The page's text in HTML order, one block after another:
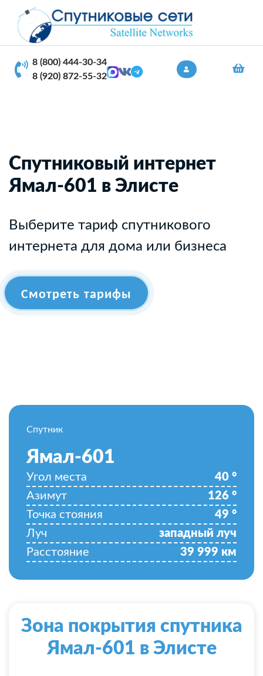
8 (800) 444-30-34
8 (920) 872-55-32
Спутниковый интернет
Ямал-601 в Элисте
Выберите тариф спутникового
интернета для дома или бизнеса
Смотреть тарифы
Спутник
Ямал-601
Угол места 40 °
Азимут
126 °
Точка стояния
49 °
Луч
западный луч
Расстояние
39 999 км
Зона покрытия спутника
Ямал-601 в Элисте